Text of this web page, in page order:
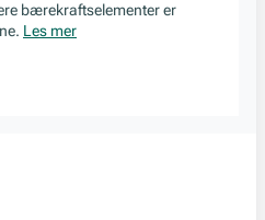
bærekraftselementer er
Les mer